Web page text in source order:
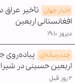
اخبار جهان تأخیر عراق
افغانستانی اربعین
دیروز ۱۹:۱۰
چندرسانه‌ای پیاده‌روی
اربعین حسینی در
۲ روز قبل